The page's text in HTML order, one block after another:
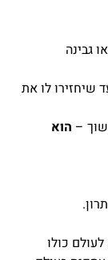
גבינה
שיחזירו לו את
– הוא
כולו